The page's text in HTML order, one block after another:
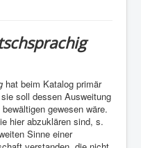
hat beim Katalog primär
soll dessen Ausweitung
gewesen wäre.
hier abzuklären sind, s.
Sinne einer